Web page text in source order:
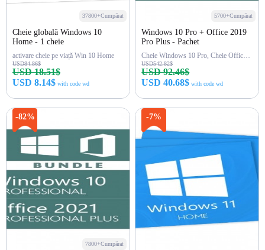
37800+Cumpărat
Cheie globală Windows 10
Home - 1 cheie
activare cheie pe viață Win 10 Home
USD84.86$
USD 18.51$
USD 8.14$ with code wd
5700+Cumpărat
Windows 10 Pro + Office 2019
Pro Plus - Pachet
Cheie Windows 10 Pro, Cheie Office 2019 Pro
USD542.82$
USD 92.46$
USD 40.68$ with code wd
-82%
7800+Cumpărat
-7%